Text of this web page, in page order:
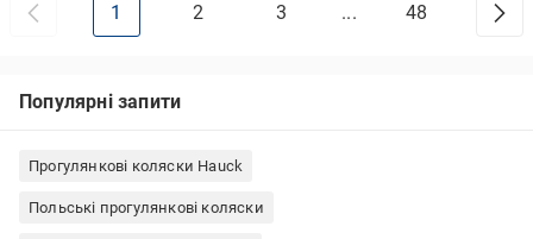
1 2 3 ... 48
Популярні запити
Прогулянкові коляски Hauck
Польські прогулянкові коляски